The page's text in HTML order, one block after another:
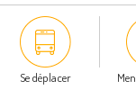
Se déplacer